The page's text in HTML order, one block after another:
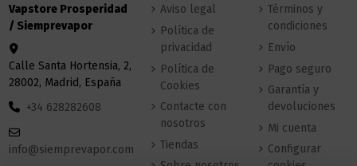
Vapstore Prosperidad
/ Siemprevapor
Calle Santa Hortensia, 2,
28002, Madrid, España
+34 628282608
info@siemprevapor.com
Aviso legal
Política de
privacidad
Política de
Cookies
Contacte con
nosotros
Tiendas
Términos y
condiciones
Envío
Pago seguro
Garantía y
devoluciones
Mi cuenta
Configurar